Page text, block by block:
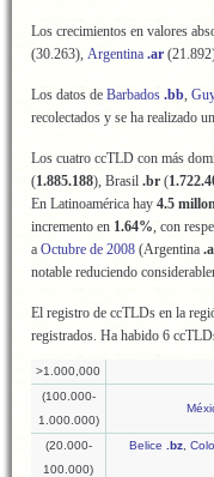
Los crecimientos en valores
(30.263), Argentina .ar
Los datos de Barbados .bb,
recolectados y se ha realizado
Los cuatro ccTLD con más
(1.885.188), Brasil .br (
En Latinoamérica hay 4.5
incremento en 1.64%, con
a Octubre de 2008 (Argentina
notable reduciendo
El registro de ccTLDs en la
registrados. Ha habido 6
>1.000,000
(100.000-
1.000.000)
(20.000-
100.000)
Belice .bz